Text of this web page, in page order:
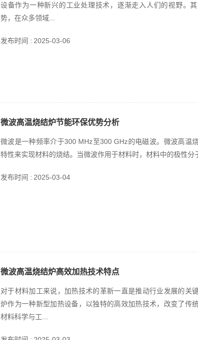
设备作为一种新兴的工业处理技术，逐渐走入人们的视野。
势，在众多领域...
发布时间 : 2025-03-06
微波高温烧结炉节能环保优势分析
微波是一种频率介于300 MHz至300 GHz的电磁波。微波高温
特性来实现材料的烧结。当微波作用于材料时，材料中的极性分
发布时间 : 2025-03-04
微波高温烧结炉高效加热技术特点
对于材料加工来说，加热技术的革新一直是推动行业发展的关
炉作为一种新型加热设备，以独特的高效加热技术，改变了传
材料科学与工...